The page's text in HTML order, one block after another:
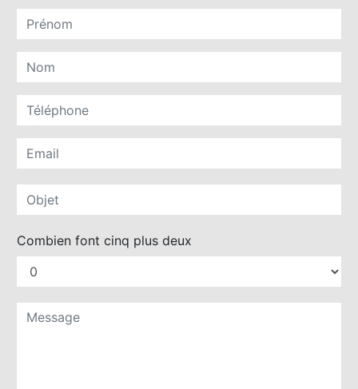
Combien font cinq plus deux